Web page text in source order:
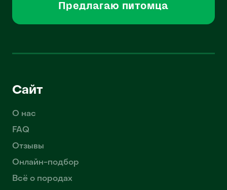
Предлагаю питомца
Сайт
О нас
FAQ
Отзывы
Онлайн-подбор
Всё о породах